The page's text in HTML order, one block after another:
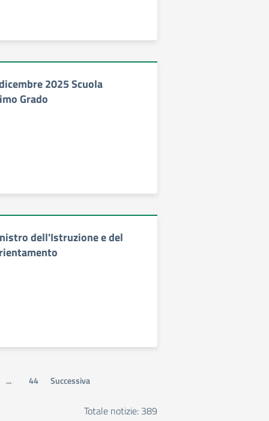
2025 Scuola
Grado
dell'Istruzione e del
... 44 Successiva
Totale notizie: 389